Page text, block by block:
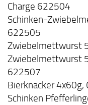
Charge 622504
Schinken-
622505
Zwiebelmettwurst
Zwiebelmettwurst
622507
Bierknacker 4x60g,
Schinken